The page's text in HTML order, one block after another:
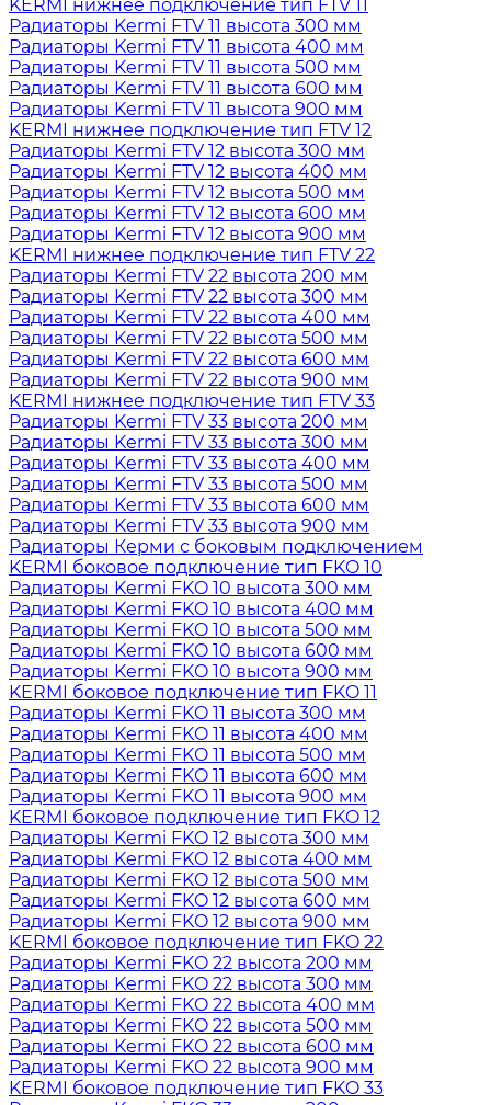
KERMI нижнее подключение тип FTV 11
Радиаторы Kermi FTV 11 высота 300 мм
Радиаторы Kermi FTV 11 высота 400 мм
Радиаторы Kermi FTV 11 высота 500 мм
Радиаторы Kermi FTV 11 высота 600 мм
Радиаторы Kermi FTV 11 высота 900 мм
KERMI нижнее подключение тип FTV 12
Радиаторы Kermi FTV 12 высота 300 мм
Радиаторы Kermi FTV 12 высота 400 мм
Радиаторы Kermi FTV 12 высота 500 мм
Радиаторы Kermi FTV 12 высота 600 мм
Радиаторы Kermi FTV 12 высота 900 мм
KERMI нижнее подключение тип FTV 22
Радиаторы Kermi FTV 22 высота 200 мм
Радиаторы Kermi FTV 22 высота 300 мм
Радиаторы Kermi FTV 22 высота 400 мм
Радиаторы Kermi FTV 22 высота 500 мм
Радиаторы Kermi FTV 22 высота 600 мм
Радиаторы Kermi FTV 22 высота 900 мм
KERMI нижнее подключение тип FTV 33
Радиаторы Kermi FTV 33 высота 200 мм
Радиаторы Kermi FTV 33 высота 300 мм
Радиаторы Kermi FTV 33 высота 400 мм
Радиаторы Kermi FTV 33 высота 500 мм
Радиаторы Kermi FTV 33 высота 600 мм
Радиаторы Kermi FTV 33 высота 900 мм
Радиаторы Керми с боковым подключением
KERMI боковое подключение тип FKO 10
Радиаторы Kermi FKO 10 высота 300 мм
Радиаторы Kermi FKO 10 высота 400 мм
Радиаторы Kermi FKO 10 высота 500 мм
Радиаторы Kermi FKO 10 высота 600 мм
Радиаторы Kermi FKO 10 высота 900 мм
KERMI боковое подключение тип FKO 11
Радиаторы Kermi FKO 11 высота 300 мм
Радиаторы Kermi FKO 11 высота 400 мм
Радиаторы Kermi FKO 11 высота 500 мм
Радиаторы Kermi FKO 11 высота 600 мм
Радиаторы Kermi FKO 11 высота 900 мм
KERMI боковое подключение тип FKO 12
Радиаторы Kermi FKO 12 высота 300 мм
Радиаторы Kermi FKO 12 высота 400 мм
Радиаторы Kermi FKO 12 высота 500 мм
Радиаторы Kermi FKO 12 высота 600 мм
Радиаторы Kermi FKO 12 высота 900 мм
KERMI боковое подключение тип FKO 22
Радиаторы Kermi FKO 22 высота 200 мм
Радиаторы Kermi FKO 22 высота 300 мм
Радиаторы Kermi FKO 22 высота 400 мм
Радиаторы Kermi FKO 22 высота 500 мм
Радиаторы Kermi FKO 22 высота 600 мм
Радиаторы Kermi FKO 22 высота 900 мм
KERMI боковое подключение тип FKO 33